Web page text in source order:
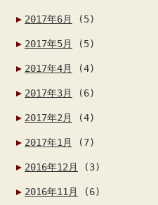
2017年6月 (5)
2017年5月 (5)
2017年4月 (4)
2017年3月 (6)
2017年2月 (4)
2017年1月 (7)
2016年12月 (3)
2016年11月 (6)